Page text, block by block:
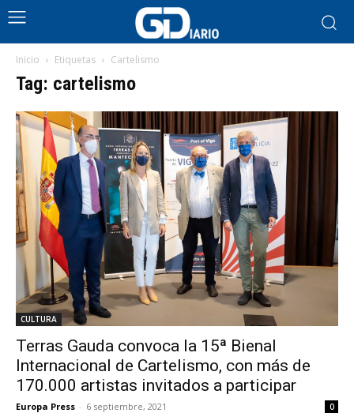
Inicio Etiquetas Cartelismo
Tag: cartelismo
CULTURA
Terras Gauda convoca la 15ª Bienal
Internacional de Cartelismo, con más de
170.000 artistas invitados a participar
Europa Press - 6 septiembre, 2021 0